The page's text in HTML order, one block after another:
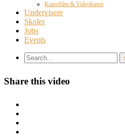
Kunstfilm & Videokunst
Undervisere
Skoler
Jobs
Events
Share this video